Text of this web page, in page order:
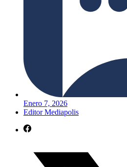
Enero 7, 2026
Editor Mediapolis